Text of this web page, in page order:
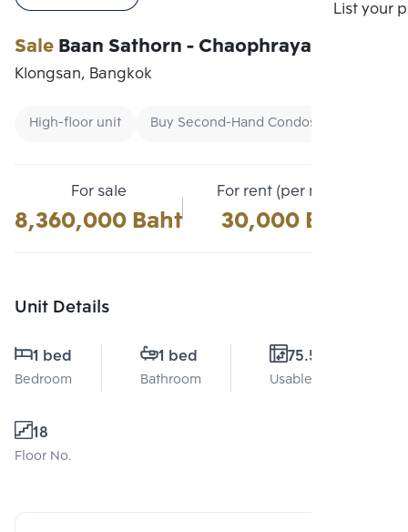
List your
SaleBaan Sathorn - Chaophraya
Klongsan, Bangkok
High-floor unit Buy Second-Hand Condos
For sale
8,360,000 Baht
For rent (per month)
30,000 Baht
Unit Details
1 bed
Bedroom
1 bed
Bathroom
75.5 Sq.m.
Usable area
18
Floor No.